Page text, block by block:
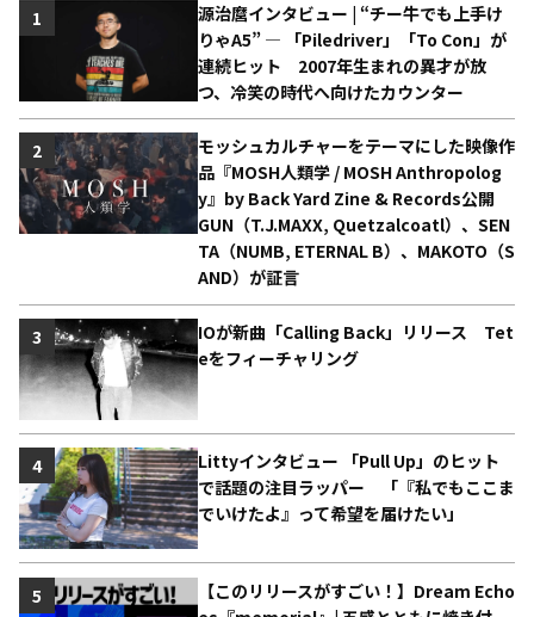
源治麿インタビュー | “チー牛でも上手け
りゃA5” ― 「Piledriver」「To Con」が
連続ヒット 2007年生まれの異才が放
つ、冷笑の時代へ向けたカウンター
1
モッシュカルチャーをテーマにした映像作
品『MOSH人類学 / MOSH Anthropolog
y』by Back Yard Zine & Records公開
GUN（T.J.MAXX, Quetzalcoatl）、SEN
TA（NUMB, ETERNAL B）、MAKOTO（S
AND）が証言
2
IOが新曲「Calling Back」リリース Tet
eをフィーチャリング
3
Littyインタビュー 「Pull Up」のヒット
で話題の注目ラッパー 「『私でもここま
でいけたよ』って希望を届けたい」
4
【このリリースがすごい！】Dream Echo
5